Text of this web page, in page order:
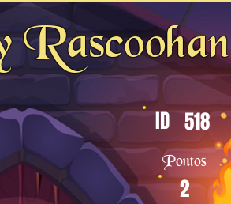
ID 518
Pontos
2